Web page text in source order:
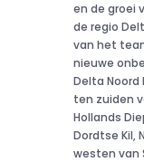
en de groei
de regio
van het
nieuwe
Delta
ten zuiden
Hollands
Dordtse Kil,
westen van